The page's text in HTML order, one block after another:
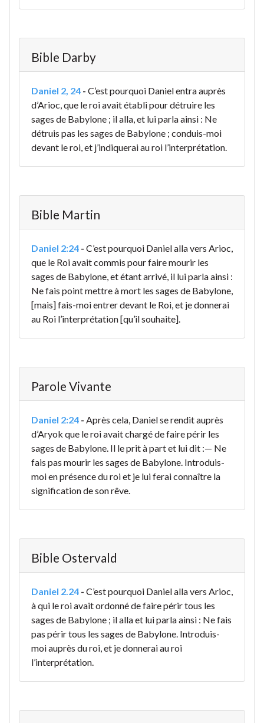
Bible Darby
Daniel 2, 24 - C’est pourquoi Daniel entra auprès
d’Arioc, que le roi avait établi pour détruire les
sages de Babylone ; il alla, et lui parla ainsi : Ne
détruis pas les sages de Babylone ; conduis-moi
devant le roi, et j’indiquerai au roi l’interprétation.
Bible Martin
Daniel 2:24 - C’est pourquoi Daniel alla vers Arioc,
que le Roi avait commis pour faire mourir les
sages de Babylone, et étant arrivé, il lui parla ainsi :
Ne fais point mettre à mort les sages de Babylone,
[mais] fais-moi entrer devant le Roi, et je donnerai
au Roi l’interprétation [qu’il souhaite].
Parole Vivante
Daniel 2:24 - Après cela, Daniel se rendit auprès
d’Aryok que le roi avait chargé de faire périr les
sages de Babylone. Il le prit à part et lui dit :— Ne
fais pas mourir les sages de Babylone. Introduis-
moi en présence du roi et je lui ferai connaître la
signification de son rêve.
Bible Ostervald
Daniel 2.24 - C’est pourquoi Daniel alla vers Arioc,
à qui le roi avait ordonné de faire périr tous les
sages de Babylone ; il alla et lui parla ainsi : Ne fais
pas périr tous les sages de Babylone. Introduis-
moi auprès du roi, et je donnerai au roi
l’interprétation.